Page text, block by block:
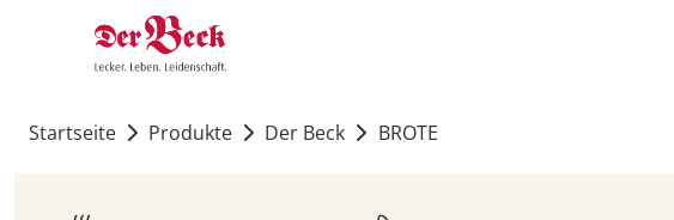
Startseite Produkte Der Beck BROTE